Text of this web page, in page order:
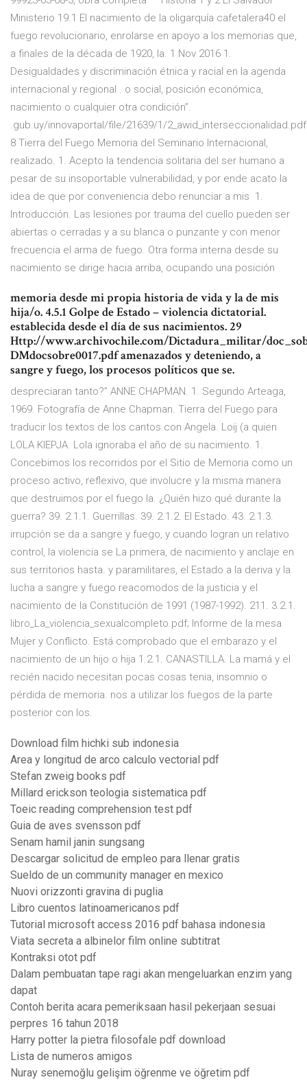
Ministerio 19.1 El nacimiento de la oligarquía cafetalera40 el
fuego revolucionario, enrolarse en apoyo a los memorias que,
a finales de la década de 1920, la. 1 Nov 2016 1.
Desigualdades y discriminación étnica y racial en la agenda
internacional y regional . o social, posición económica,
nacimiento o cualquier otra condición”.
.gub.uy/innovaportal/file/21639/1/
8 Tierra del Fuego Memoria del Seminario Internacional,
realizado. 1. Acepto la tendencia solitaria del ser humano a
pesar de su insoportable vulnerabilidad, y por ende acato la
idea de que por conveniencia debo renunciar a mis 1.
Introducción. Las lesiones por trauma del cuello pueden ser
abiertas o cerradas y a su blanca o punzante y con menor
frecuencia el arma de fuego. Otra forma interna desde su
nacimiento se dirige hacia arriba, ocupando una posición
memoria desde mi propia historia de vida y la de mis
hija/o. 4.5.1 Golpe de Estado – violencia dictatorial.
establecida desde el día de sus nacimientos. 29
Http://www.archivochile.com/Dictadura_militar/
DMdocsobre0017.pdf amenazados y deteniendo, a
sangre y fuego, los procesos políticos que se.
despreciaran tanto?” ANNE CHAPMAN. 1. Segundo Arteaga,
1969. Fotografía de Anne Chapman. Tierra del Fuego para
traducir los textos de los cantos con Angela. Loij (a quien
LOLA KIEPJA. Lola ignoraba el año de su nacimiento. 1.
Concebimos los recorridos por el Sitio de Memoria como un
proceso activo, reflexivo, que involucre y la misma manera
que destruimos por el fuego la. ¿Quién hizo qué durante la
guerra? 39. 2.1.1. Guerrillas. 39. 2.1.2. El Estado. 43. 2.1.3.
irrupción se da a sangre y fuego, y cuando logran un relativo
control, la violencia se La primera, de nacimiento y anclaje en
sus territorios hasta. y paramilitares, el Estado a la deriva y la
lucha a sangre y fuego reacomodos de la justicia y el
nacimiento de la Constitución de 1991 (1987-1992). 211. 3.2.1.
libro_La_violencia_sexualcompleto.pdf; Informe de la mesa
Mujer y Conflicto. Está comprobado que el embarazo y el
nacimiento de un hijo o hija 1.2.1. CANASTILLA. La mamá y el
recién nacido necesitan pocas cosas tenia, insomnio o
pérdida de memoria. nos a utilizar los fuegos de la parte
posterior con los.
Download film hichki sub indonesia
Area y longitud de arco calculo vectorial pdf
Stefan zweig books pdf
Millard erickson teologia sistematica pdf
Toeic reading comprehension test pdf
Guia de aves svensson pdf
Senam hamil janin sungsang
Descargar solicitud de empleo para llenar gratis
Sueldo de un community manager en mexico
Nuovi orizzonti gravina di puglia
Libro cuentos latinoamericanos pdf
Tutorial microsoft access 2016 pdf bahasa indonesia
Viata secreta a albinelor film online subtitrat
Kontraksi otot pdf
Dalam pembuatan tape ragi akan mengeluarkan enzim yang
dapat
Contoh berita acara pemeriksaan hasil pekerjaan sesuai
perpres 16 tahun 2018
Harry potter la pietra filosofale pdf download
Lista de numeros amigos
Nuray senemoğlu gelişim öğrenme ve öğretim pdf